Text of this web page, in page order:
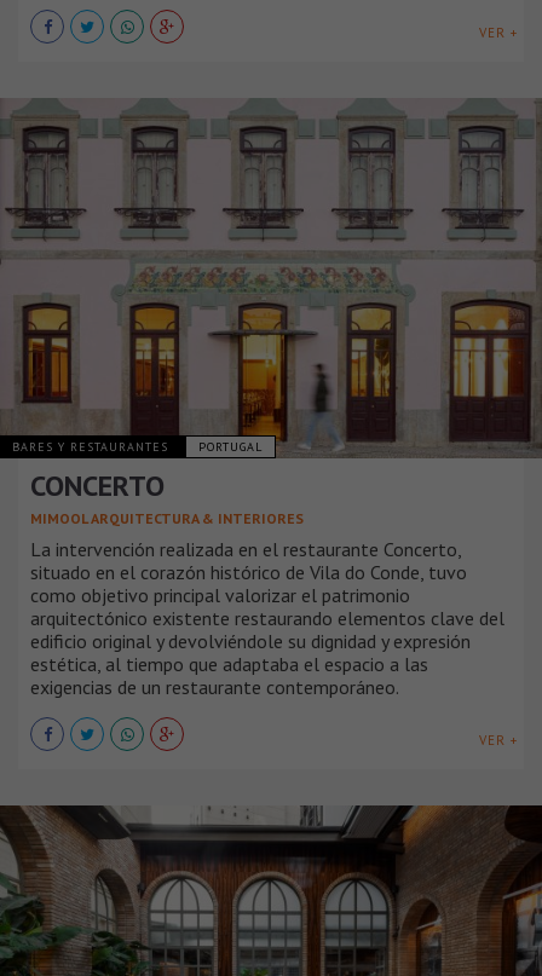
VER +
BARES Y RESTAURANTES PORTUGAL
CONCERTO
MIMOOL ARQUITECTURA & INTERIORES
La intervención realizada en el restaurante Concerto,
situado en el corazón histórico de Vila do Conde, tuvo
como objetivo principal valorizar el patrimonio
arquitectónico existente restaurando elementos clave del
edificio original y devolviéndole su dignidad y expresión
estética, al tiempo que adaptaba el espacio a las
exigencias de un restaurante contemporáneo.
VER +